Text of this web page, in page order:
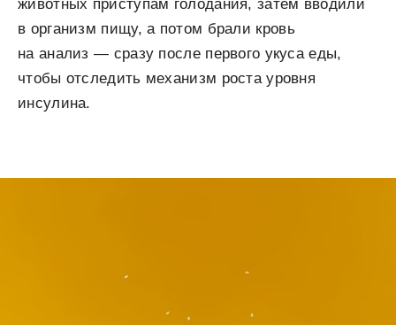
животных приступам голодания, затем вводили
в организм пищу, а потом брали кровь
на анализ — сразу после первого укуса еды,
чтобы отследить механизм роста уровня
инсулина.